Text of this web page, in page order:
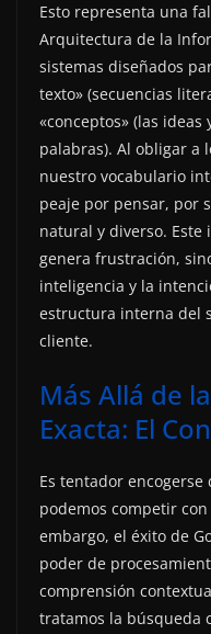
Esto representa una
Arquitectura de la
sistemas diseñados
texto» (secuencias
«conceptos» (las
palabras). Al obligar a
nuestro vocabulario
peaje por pensar, por
natural y diverso. Este
genera frustración,
inteligencia y la
estructura interna del
cliente.
Más Allá de
Exacta: El
Es tentador
podemos competir
embargo, el éxito de
poder de
comprensión
tratamos la búsqueda